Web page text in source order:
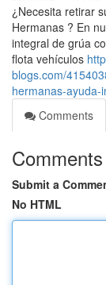
¿Necesita retirar
Hermanas ? En
integral de grúa
flota vehículos
blogs.com/
hermanas-ayuda-
Comments
Comments
Submit a
No HTML